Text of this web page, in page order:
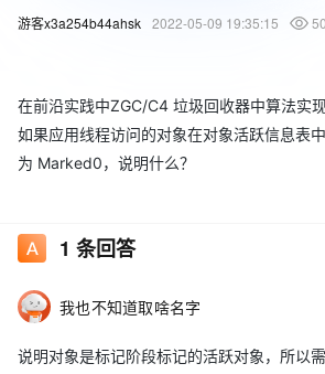
游客x3a254b44ahsk 2022-05-09 19:35:15
在前沿实践中ZGC/C4 垃圾回收器中算法实
如果应用线程访问的对象在对象活跃信息表
为 Marked0，说明什么？
1 条回答
我也不知道取啥名字
说明对象是标记阶段标记的活跃对象，所以